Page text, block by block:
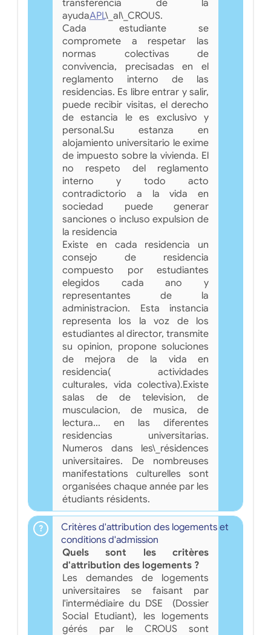
transferencia de la
ayudaAPL\_al\_CROUS.
Cada estudiante se
compromete a respetar las
normas colectivas de
convivencia, precisadas en el
reglamento interno de las
residencias. Es libre entrar y salir,
puede recibir visitas, el derecho
de estancia le es exclusivo y
personal.Su estanza en
alojamiento universitario le exime
de impuesto sobre la vivienda. El
no respeto del reglamento
interno y todo acto
contradictorio a la vida en
sociedad puede generar
sanciones o incluso expulsion de
la residencia
Existe en cada residencia un
consejo de residencia
compuesto por estudiantes
elegidos cada ano y
representantes de la
administracion. Esta instancia
representa los la voz de los
estudiantes al director, transmite
su opinion, propone soluciones
de mejora de la vida en
residencia( actividades
culturales, vida colectiva).Existe
salas de de television, de
musculacion, de musica, de
lectura... en las diferentes
residencias universitarias.
Numeros dans les\_résidences
universitaires. De nombreuses
manifestations culturelles sont
organisées chaque année par les
étudiants résidents.
Critères d'attribution des logements et
conditions d'admission
Quels sont les critères
d'attribution des logements ?
Les demandes de logements
universitaires se faisant par
l'intermédiaire du DSE (Dossier
Social Etudiant), les logements
gérés par le CROUS sont